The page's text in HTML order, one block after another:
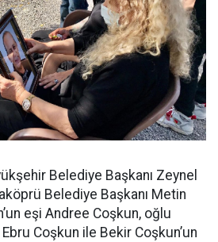
Belediye Başkanı Zeynel
Belediye Başkanı Metin
eşi Andree Coşkun, oğlu
Coşkun ile Bekir Coşkun’un